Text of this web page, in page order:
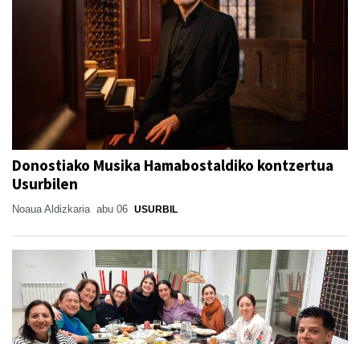
Donostiako Musika Hamabostaldiko kontzertua
Usurbilen
Noaua Aldizkaria abu 06 USURBIL